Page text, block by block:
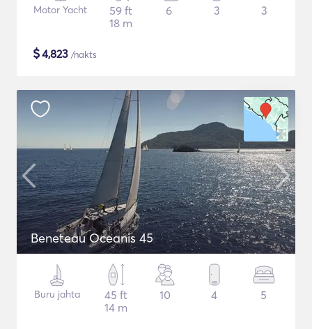
Motor Yacht
59 ft
18 m
6 3 3
$4,823 /nakts
Beneteau Oceanis 45
Buru jahta
45 ft
14 m
10 4 5